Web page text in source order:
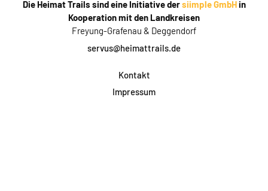
Die Heimat Trails sind eine Initiative dersiimple GmbHin
Kooperation mit den Landkreisen
Freyung-Grafenau & Deggendorf
servus@heimattrails.de
Kontakt
Impressum